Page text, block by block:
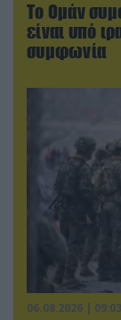
Το Ομάν
είναι υπό
συμφωνία
06.08.2026 | 09:03